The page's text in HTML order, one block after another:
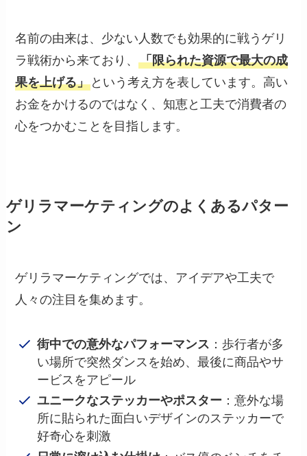
名前の由来は、少ない人数でも効果的に戦うゲリ
ラ戦術から来ており、「限られた資源で最大の成
果を上げる」 という考え方を表しています。高い
お金をかけるのではなく、知恵と工夫で消費者の
心をつかむことを目指します。
ゲリラマーケティングのよくあるパター
ン
ゲリラマーケティングでは、アイデアや工夫で
人々の注目を集めます。
街中での意外なパフォーマンス ：歩行者が多
い場所で突然ダンスを始め、最後に商品やサ
ービスをアピール
ユニークなステッカーやポスター ：意外な場
所に貼られた面白いデザインのステッカーで
好奇心を刺激